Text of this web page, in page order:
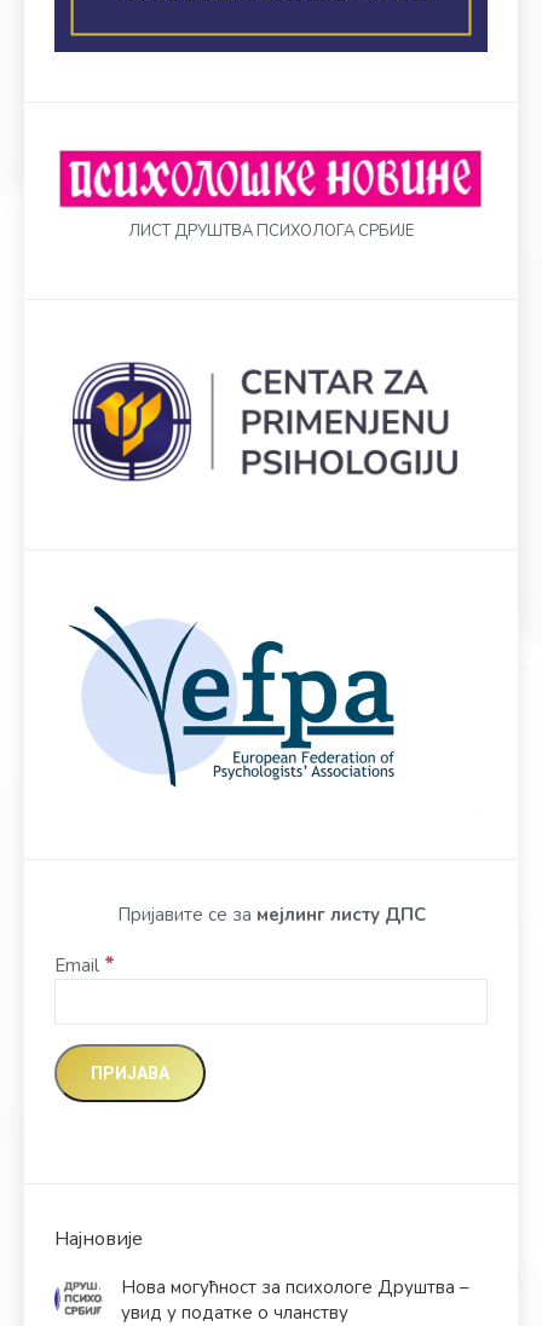
ЛИСТ ДРУШТВА ПСИХОЛОГА СРБИЈЕ
Пријавите се за мејлинг листу ДПС
Email *
Најновије
Нова могућност за психологе Друштва –
увид у податке о чланству